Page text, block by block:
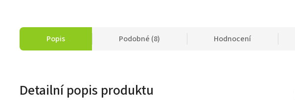
Popis Podobné (8) Hodnocení
Detailní popis produktu